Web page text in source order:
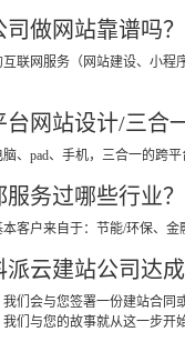
做网站靠谱吗？
联网服务（网站建设、小
网站设计/三合
、pad、手机，三合一的跨
务过哪些行业？
客户来自于：节能/环保、
云建站公司达成
们会与您签署一份建站合
们与您的故事就从这一步开始